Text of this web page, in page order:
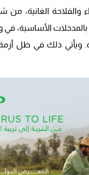
والفلاحة الغانية،
بالمدخلات الأساسية،
ويأتي ذلك في ظل أزمة